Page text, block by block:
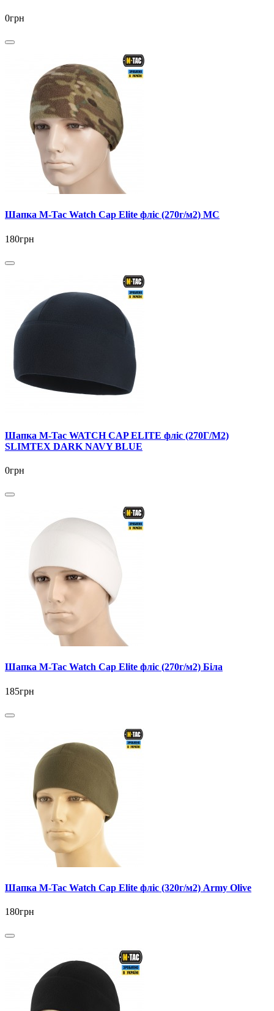
0грн
Шапка M-Tac Watch Cap Elite фліс (270г/м2) MC
180грн
Шапка M-Tac WATCH CAP ELITE фліс (270Г/М2)
SLIMTEX DARK NAVY BLUE
0грн
Шапка M-Tac Watch Cap Elite фліс (270г/м2) Біла
185грн
Шапка M-Tac Watch Cap Elite фліс (320г/м2) Army Olive
180грн